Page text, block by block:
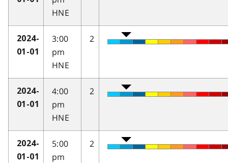
HNE
2024-
01-01
3:00
pm
HNE
2
2024-
01-01
4:00
pm
HNE
2
2024-
01-01
5:00
pm
2